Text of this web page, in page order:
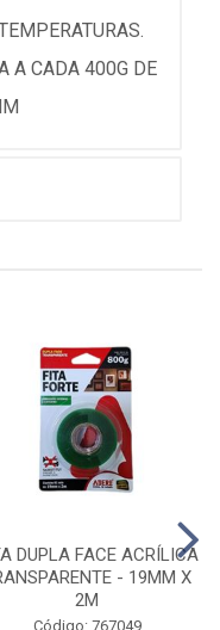
A CADA 400G DE
DUPLA FACE ACRÍLICA
- 19MM X
2M
Código: 767049